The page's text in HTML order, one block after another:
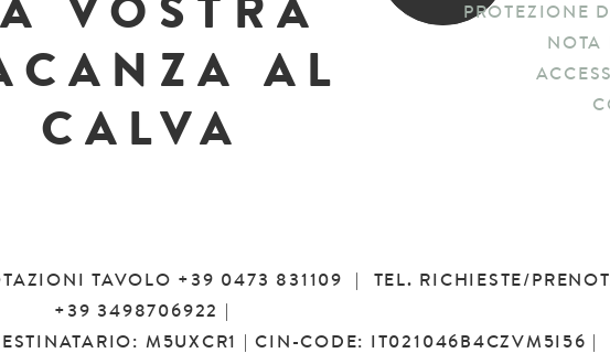
AL
CALVA
PROTEZIONE
NOTA
TAVOLO +39 0473 831109 | TEL. RICHIESTE/
+39 3498706922 |
M5UXCR1 | CIN-CODE: IT021046B4CZVM5I56 |